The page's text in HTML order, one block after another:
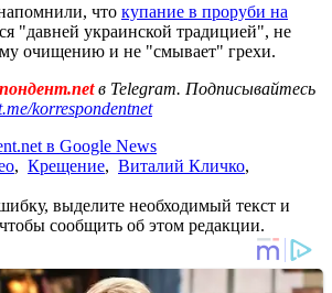
что купание в проруби на
"давней украинской традицией", не
очищению и не "смывает" грехи.
в Telegram. Подписывайтесь
korrespondentnet
в Google News
, Крещение, Виталий Кличко,
выделите необходимый текст и
сообщить об этом редакции.